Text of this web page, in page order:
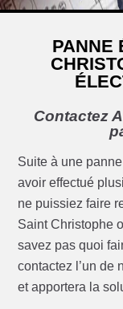
PANNE
Contactez
Suite à une
avoir effectué
ne puissiez faire
Saint Christophe
savez pas quoi
contactez l’un de
et apportera la